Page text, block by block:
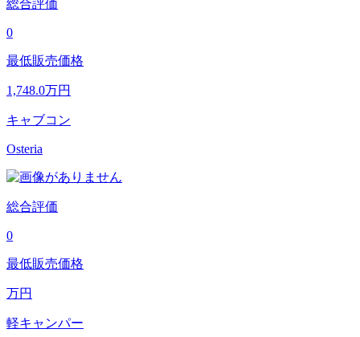
総合評価
0
最低販売価格
1,748.0万円
キャブコン
Osteria
総合評価
0
最低販売価格
万円
軽キャンパー